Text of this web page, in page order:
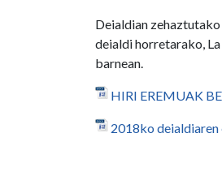
Deialdian
deialdi horretarako,
barnean.
HIRI EREMUAK
2018ko